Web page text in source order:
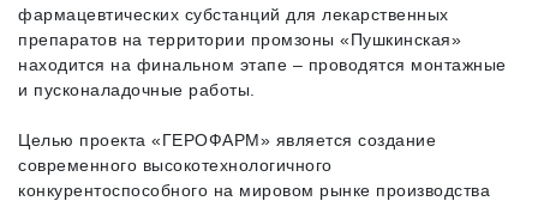
фармацевтических субстанций для лекарственных
препаратов на территории промзоны «Пушкинская»
находится на финальном этапе – проводятся монтажные
и пусконаладочные работы.
Целью проекта «ГЕРОФАРМ» является создание
современного высокотехнологичного
конкурентоспособного на мировом рынке производства